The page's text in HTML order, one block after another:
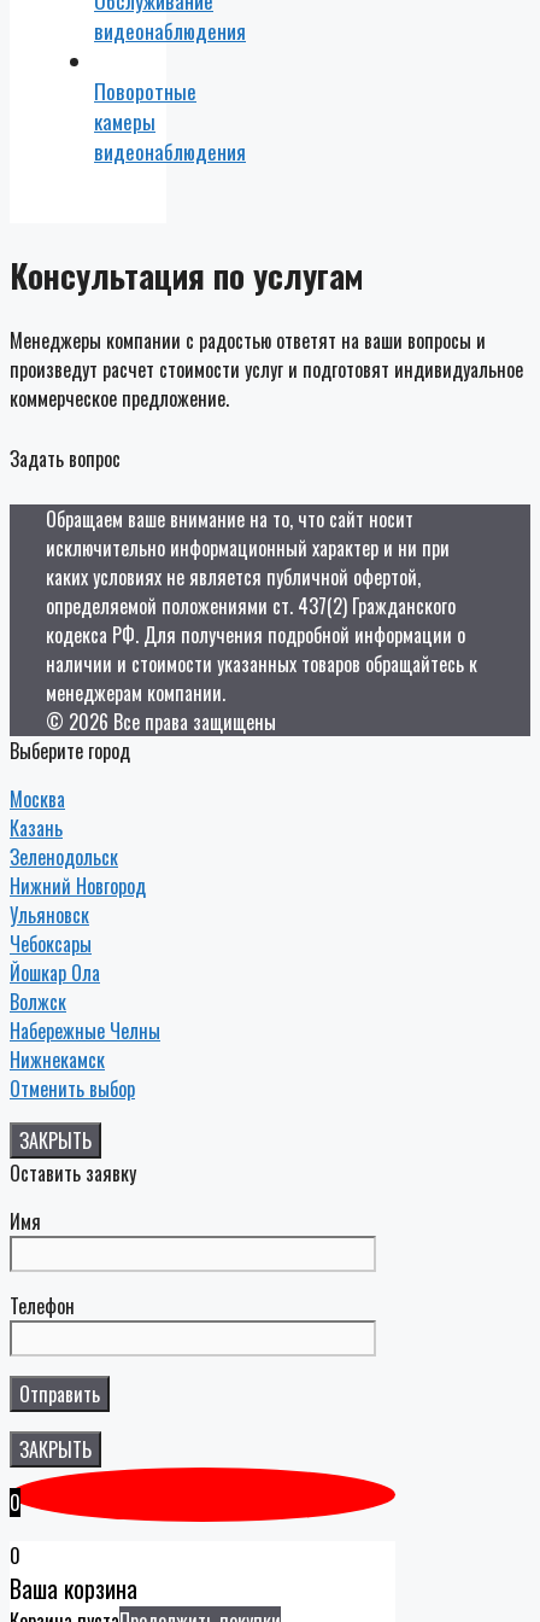
видеонаблюдения
Поворотные
камеры
видеонаблюдения
Консультация по услугам
Менеджеры компании с радостью ответят на ваши вопросы и
произведут расчет стоимости услуг и подготовят индивидуальное
коммерческое предложение.
Задать вопрос
Обращаем ваше внимание на то, что сайт носит
исключительно информационный характер и ни при
каких условиях не является публичной офертой,
определяемой положениями ст. 437(2) Гражданского
кодекса РФ. Для получения подробной информации о
наличии и стоимости указанных товаров обращайтесь к
менеджерам компании.
© 2026 Все права защищены
Выберите город
Москва
Казань
Зеленодольск
Нижний Новгород
Ульяновск
Чебоксары
Йошкар Ола
Волжск
Набережные Челны
Нижнекамск
Отменить выбор
ЗАКРЫТЬ
Оставить заявку
Имя
Телефон
ЗАКРЫТЬ
0
0
Ваша корзина